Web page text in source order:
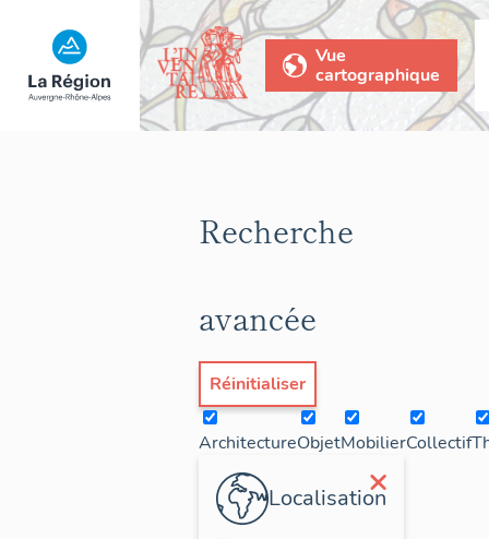
Vue
cartographique
Recherche
avancée
Réinitialiser
ArchitectureObjetMobilierCollectif
×
Localisation